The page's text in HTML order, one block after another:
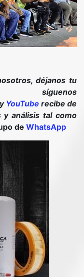
déjanos tu
YouTube recibe de
y análisis tal como
de WhatsApp